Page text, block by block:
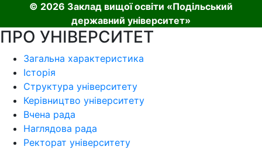
© 2026 Заклад вищої освіти «Подільський
державний університет»
ПРО УНІВЕРСИТЕТ
Загальна характеристика
Історія
Структура університету
Керівництво університету
Вчена рада
Наглядова рада
Ректорат університету